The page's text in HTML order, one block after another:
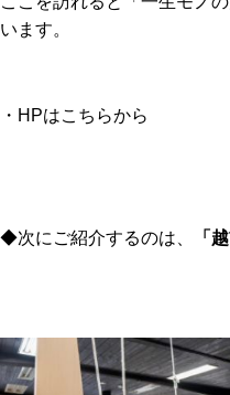
います。
・HPはこちらから
◆次にご紹介するのは、 「